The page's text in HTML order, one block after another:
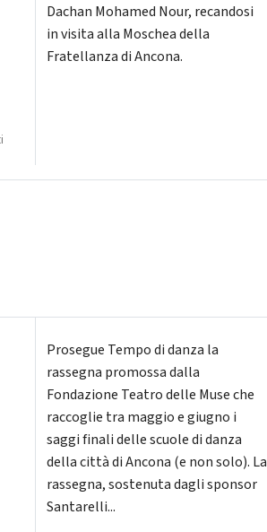
Dachan Mohamed Nour, recandosi
in visita alla Moschea della
Fratellanza di Ancona.
Prosegue Tempo di danza la
rassegna promossa dalla
Fondazione Teatro delle Muse che
raccoglie tra maggio e giugno i
saggi finali delle scuole di danza
della città di Ancona (e non solo). La
rassegna, sostenuta dagli sponsor
Santarelli...